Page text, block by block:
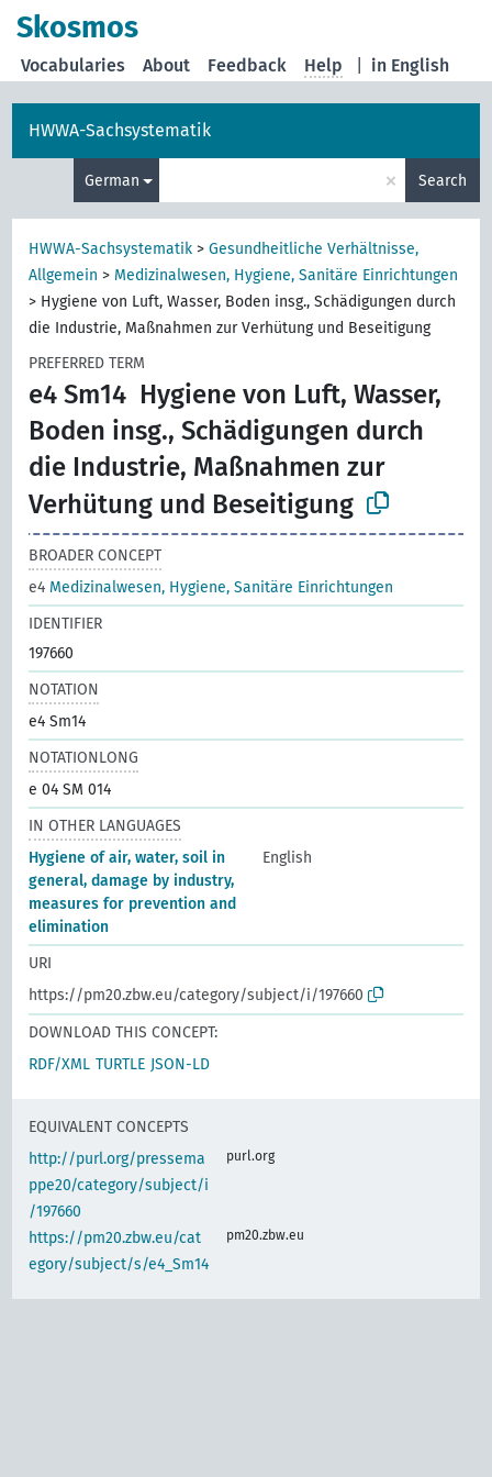
Skosmos
in English
Vocabularies About Feedback Help
HWWA-Sachsystematik
German × Search
HWWA-Sachsystematik >Gesundheitliche Verhältnisse,
Allgemein > Medizinalwesen, Hygiene, Sanitäre Einrichtungen
> Hygiene von Luft, Wasser, Boden insg., Schädigungen durch
die Industrie, Maßnahmen zur Verhütung und Beseitigung
PREFERRED TERM
e4 Sm14 Hygiene von Luft, Wasser,
Boden insg., Schädigungen durch
die Industrie, Maßnahmen zur
Verhütung und Beseitigung
BROADER CONCEPT
e4 Medizinalwesen, Hygiene, Sanitäre Einrichtungen
IDENTIFIER
197660
NOTATION
e4 Sm14
NOTATIONLONG
e 04 SM 014
IN OTHER LANGUAGES
Hygiene of air, water, soil in
general, damage by industry,
measures for prevention and
elimination
English
URI
https://pm20.zbw.eu/category/subject/i/197660
DOWNLOAD THIS CONCEPT:
RDF/XML TURTLE JSON-LD
EQUIVALENT CONCEPTS
http://purl.org/pressema
ppe20/category/subject/i
/197660
purl.org
https://pm20.zbw.eu/cat
egory/subject/s/e4_Sm14
pm20.zbw.eu